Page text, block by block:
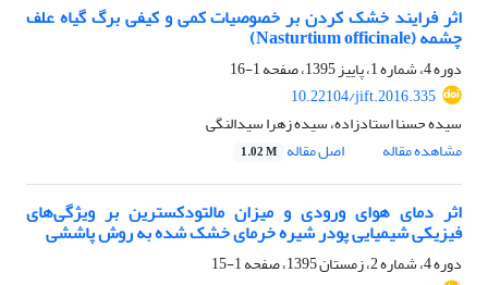
اثر فرایند خشک کردن بر خصوصیات کمی و کیفی برگ گیاه علف
چشمه (Nasturtium officinale)
دوره 4، شماره 1، پاییز 1395، صفحه
1-16
10.22104/jift.2016.335
سیده حسنا استادزاده، سیده زهرا سیدالنگی
مشاهده مقاله
اصل مقاله 1.02 M
اثر دمای هوای ورودی و میزان مالتودکسترین بر ویژگی‌های
فیزیکی شیمیایی پودر شیره خرمای خشک شده به روش پاششی
دوره 4، شماره 2، زمستان 1395، صفحه
1-15